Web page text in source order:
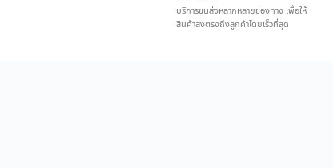
บริการขนส่งหลากหลายช่องทาง เพื่อให้
สินค้าส่งตรงถึงลูกค้าโดยเร็วที่สุด